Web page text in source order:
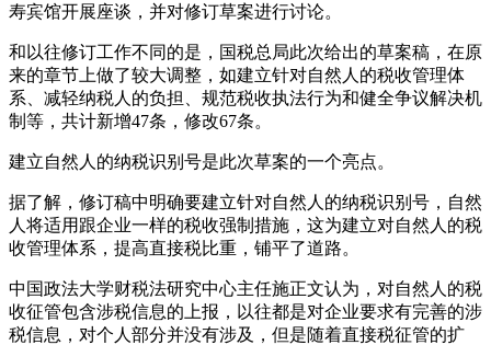
寿宾馆开展座谈，并对修订草案进行讨论。
和以往修订工作不同的是，国税总局此次给出的草案稿，在原
来的章节上做了较大调整，如建立针对自然人的税收管理体
系、减轻纳税人的负担、规范税收执法行为和健全争议解决机
制等，共计新增47条，修改67条。
建立自然人的纳税识别号是此次草案的一个亮点。
据了解，修订稿中明确要建立针对自然人的纳税识别号，自然
人将适用跟企业一样的税收强制措施，这为建立对自然人的税
收管理体系，提高直接税比重，铺平了道路。
中国政法大学财税法研究中心主任施正文认为，对自然人的税
收征管包含涉税信息的上报，以往都是对企业要求有完善的涉
税信息，对个人部分并没有涉及，但是随着直接税征管的扩